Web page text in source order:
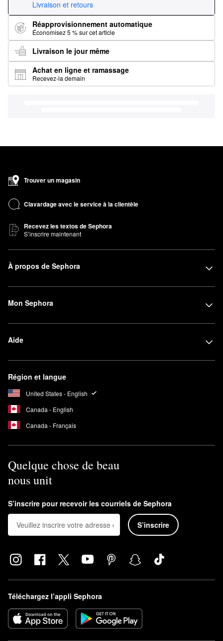
Livraison et retours
Réapprovisionnement automatique
Économisez 5 % sur cet article
Livraison le jour même
Achat en ligne et ramassage
Recevez-la demain
Trouver un magasin
Clavardage avec le service à la clientèle
Recevez les textos de Sephora
S’inscrire maintenant
À propos de Sephora
Mon Sephora
Aide
Région et langue
United States - English
Canada - English
Canada - Français
Quelque chose de beau
nous unit
S’inscrire pour recevoir les courriels de Sephora
S’inscrire
Téléchargez l’appli Sephora